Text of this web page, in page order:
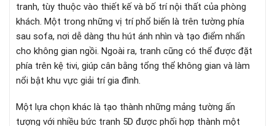
tranh, tùy thuộc vào thiết kế và bố trí nội thất của phòng
khách. Một trong những vị trí phổ biến là trên tường phía
sau sofa, nơi dễ dàng thu hút ánh nhìn và tạo điểm nhấn
cho không gian ngồi. Ngoài ra, tranh cũng có thể được đặt
phía trên kệ tivi, giúp cân bằng tổng thể không gian và làm
nổi bật khu vực giải trí gia đình.
Một lựa chọn khác là tạo thành những mảng tường ấn
tượng với nhiều bức tranh 5D được phối hợp thành một